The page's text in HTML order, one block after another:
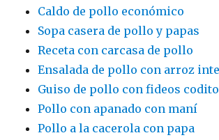
Caldo de pollo económico
Sopa casera de pollo y papas
Receta con carcasa de pollo
Ensalada de pollo con arroz
Guiso de pollo con fideos codito
Pollo con apanado con maní
Pollo a la cacerola con papa